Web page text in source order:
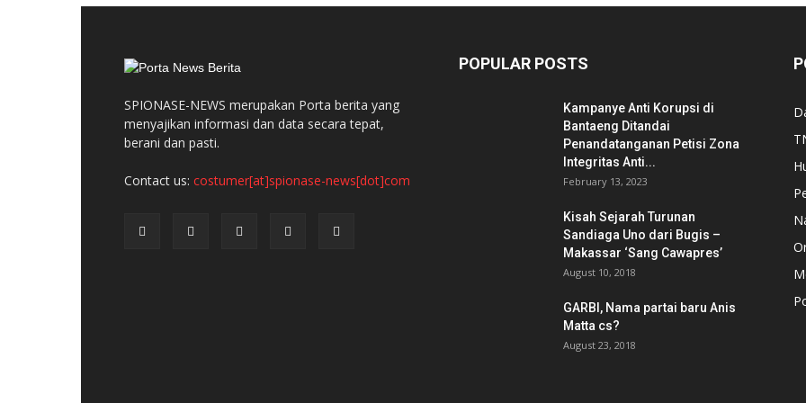
SPIONASE-NEWS merupakan Porta berita yang
menyajikan informasi dan data secara tepat,
berani dan pasti.
Contact us: costumer[at]spionase-news[dot]com
POPULAR POSTS
Kampanye Anti Korupsi di
Bantaeng Ditandai
Penandatanganan Petisi Zona
Integritas Anti...
February 13, 2023
Kisah Sejarah Turunan
Sandiaga Uno dari Bugis –
Makassar ‘Sang Cawapres’
August 10, 2018
GARBI, Nama partai baru Anis
Matta cs?
August 23, 2018